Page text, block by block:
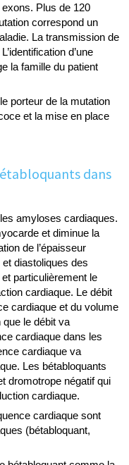
Plus de 120
correspond un
La transmission de
d’une
la famille du patient
porteur de la mutation
et la mise en place
dans
amyloses cardiaques.
et diminue la
de l’épaisseur
diastoliques des
particulièrement le
cardiaque. Le débit
cardiaque et du volume
que le débit va
cardiaque dans les
cardiaque va
Les bétabloquants
dromotrope négatif qui
cardiaque.
cardiaque sont
(bétabloquant,